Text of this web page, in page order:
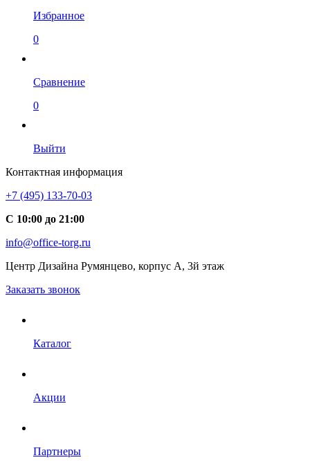
Избранное
0
Сравнение
0
Выйти
Контактная информация
+7 (495) 133-70-03
С 10:00 до 21:00
info@office-torg.ru
Центр Дизайна Румянцево, корпус А, 3й этаж
Заказать звонок
Каталог
Акции
Партнеры